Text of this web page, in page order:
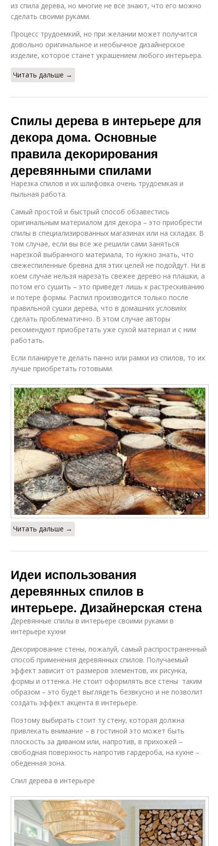
из спила дерева, но многие не все знают, что его можно
сделать своими руками.
Процесс трудоемкий, но при желании может получится
довольно оригинальное и необычное дизайнерское
изделие, которое станет украшением любого интерьера.
Читать дальше →
Спилы дерева в интерьере для
декора дома. Основные
правила декорирования
деревянными спилами
Нарезка спилов и их шлифовка очень трудоемкая и
пыльная работа.
Самый простой и быстрый способ обзавестись
оригинальным материалом для декора – это приобрести
спилы в специализированных магазинах или на складах. В
том случае, если вы все же решили сами заняться
нарезкой выбранного материала, то нужно знать, что
свежеспиленные бревна для этих целей не подойдут. Ни в
коем случае нельзя нарезать свежее дерево на плашки, а
потом его сушить – это приведет лишь к растрескиванию
и потере формы. Распил производится только после
правильной сушки дерева, что в домашних условиях
сделать проблематично. В этом случае авторы
рекомендуют приобретать уже сухой материал и с ним
работать.
Если планируете делать панно или рамки из спилов, то их
лучше приобретать готовыми.
Читать дальше →
Идеи использования
деревянных спилов в
интерьере. Дизайнерская стена
Деревянные спилы в интерьере своими руками в
интерьере кухни
Декорирование стены, пожалуй, самый распространенный
способ применения деревянных спилов. Получаемый
эффект зависит от размеров элементов, их рисунка,
формы и оттенка. Не стоит оформлять все стены таким
образом – это будет выглядеть безвкусно и не позволит
создать эффект акцента в интерьере.
Поэтому выбирать стоит ту стену, которая должна
привлекать внимание – в гостиной это может быть
плоскость за диваном или, напротив, в прихожей –
свободная поверхность напротив гардероба, на кухне –
обеденная зона.
Спил дерева в интерьере